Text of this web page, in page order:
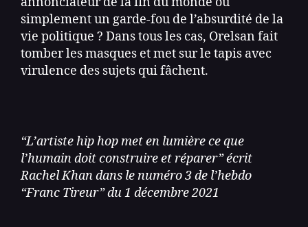
simplement un garde-fou de l’absurdité de la
vie politique ? Dans tous les cas, Orelsan fait
tomber les masques et met sur le tapis avec
virulence des sujets qui fâchent.
“L’artiste hip hop met en lumière ce que
l’humain doit construire et réparer” écrit
Rachel Khan dans le numéro 3 de l’hebdo
“Franc Tireur” du 1 décembre 2021